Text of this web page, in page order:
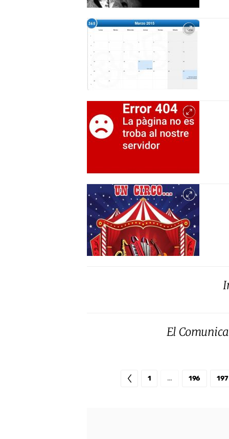
El
1 … 196 197